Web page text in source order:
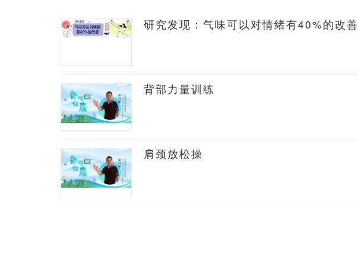
研究发现：气味可以对情绪有40%的改善
背部力量训练
肩颈放松操